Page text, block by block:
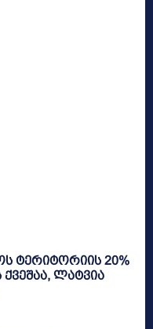
ტერიტორიის 20%
ლატვია